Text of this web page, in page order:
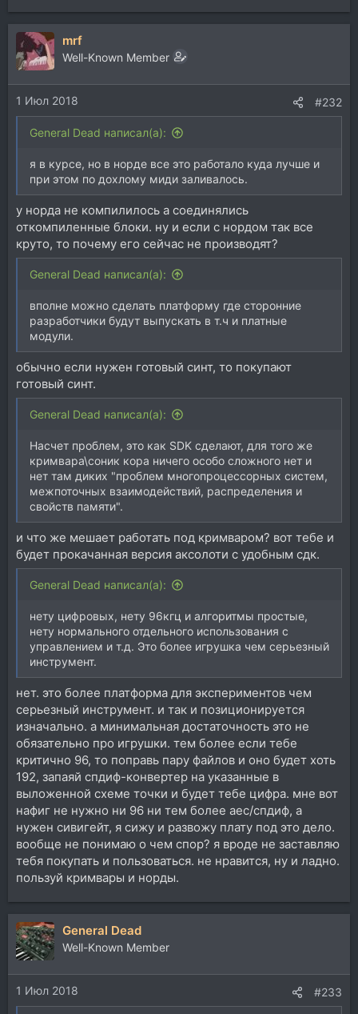
mrf
Well-Known Member
1 Июл 2018 #232
General Dead написал(а):
я в курсе, но в норде все это работало куда лучше и
при этом по дохлому миди заливалось.
у норда не компилилось а соединялись
откомпиленные блоки. ну и если с нордом так все
круто, то почему его сейчас не производят?
General Dead написал(а):
вполне можно сделать платформу где сторонние
разработчики будут выпускать в т.ч и платные
модули.
обычно если нужен готовый синт, то покупают
готовый синт.
General Dead написал(а):
Насчет проблем, это как SDK сделают, для того же
кримвара\соник кора ничего особо сложного нет и
нет там диких "проблем многопроцессорных систем,
межпоточных взаимодействий, распределения и
свойств памяти".
и что же мешает работать под кримваром? вот тебе и
будет прокачанная версия аксолоти с удобным сдк.
General Dead написал(а):
нету цифровых, нету 96кгц и алгоритмы простые,
нету нормального отдельного использования с
управлением и т.д. Это более игрушка чем серьезный
инструмент.
нет. это более платформа для экспериментов чем
серьезный инструмент. и так и позиционируется
изначально. а минимальная достаточность это не
обязательно про игрушки. тем более если тебе
критично 96, то поправь пару файлов и оно будет хоть
192, запаяй спдиф-конвертер на указанные в
выложенной схеме точки и будет тебе цифра. мне вот
нафиг не нужно ни 96 ни тем более аес/спдиф, а
нужен сивигейт, я сижу и развожу плату под это дело.
вообще не понимаю о чем спор? я вроде не заставляю
тебя покупать и пользоваться. не нравится, ну и ладно.
пользуй кримвары и норды.
General Dead
Well-Known Member
1 Июл 2018 #233